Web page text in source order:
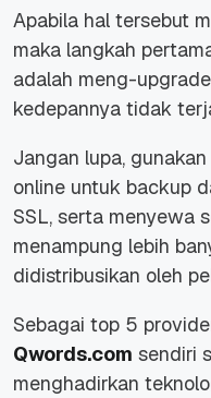
Apabila hal tersebut
maka langkah
adalah meng-upgrade
kedepannya tidak
Jangan lupa,
online untuk backup
SSL, serta menyewa
menampung lebih
didistribusikan oleh
Sebagai top 5
Qwords.com sendiri
menghadirkan